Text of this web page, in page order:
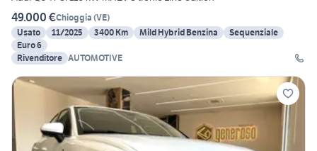
49.000 €Chioggia (VE)
Usato
11/2025 3400 Km Mild Hybrid Benzina
Sequenziale
Euro 6
Rivenditore AUTOMOTIVE